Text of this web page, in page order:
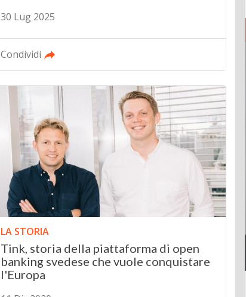
30 Lug 2025
Condividi
LA STORIA
Tink, storia della piattaforma di open
banking svedese che vuole conquistare
l'Europa